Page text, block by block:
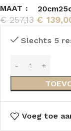
MAAT 20cm
€257,13 €
Slechts 5
Voeg toe